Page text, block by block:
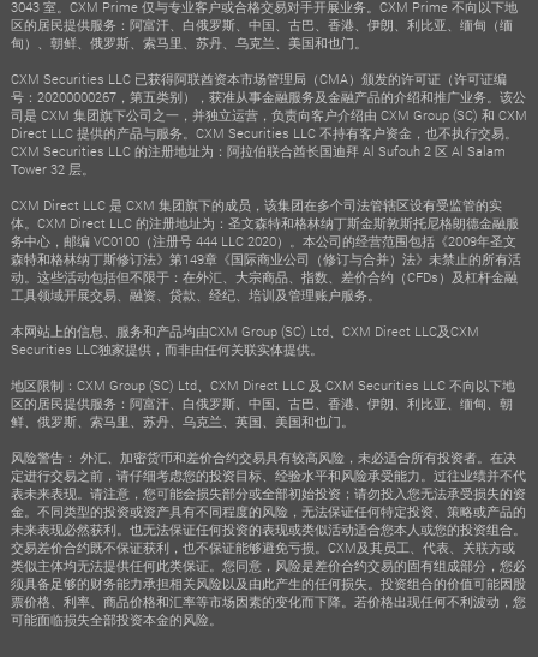
3043 室。CXM Prime 仅与专业客户或合格交易对手开展业务。CXM Prime 不向以下地
区的居民提供服务：阿富汗、白俄罗斯、中国、古巴、香港、伊朗、利比亚、缅甸（缅
甸）、朝鲜、俄罗斯、索马里、苏丹、乌克兰、美国和也门。
CXM Securities LLC 已获得阿联酋资本市场管理局（CMA）颁发的许可证（许可证编
号：20200000267，第五类别），获准从事金融服务及金融产品的介绍和推广业务。该公
司是 CXM 集团旗下公司之一，并独立运营，负责向客户介绍由 CXM Group (SC) 和 CXM
Direct LLC 提供的产品与服务。CXM Securities LLC 不持有客户资金，也不执行交易。
CXM Securities LLC 的注册地址为：阿拉伯联合酋长国迪拜 Al Sufouh 2 区 Al Salam
Tower 32 层。
CXM Direct LLC 是 CXM 集团旗下的成员，该集团在多个司法管辖区设有受监管的实
体。CXM Direct LLC 的注册地址为：圣文森特和格林纳丁斯金斯敦斯托尼格朗德金融服
务中心，邮编 VC0100（注册号 444 LLC 2020）。本公司的经营范围包括《2009年圣文
森特和格林纳丁斯修订法》第149章《国际商业公司（修订与合并）法》未禁止的所有活
动。这些活动包括但不限于：在外汇、大宗商品、指数、差价合约（CFDs）及杠杆金融
工具领域开展交易、融资、贷款、经纪、培训及管理账户服务。
本网站上的信息、服务和产品均由CXM Group (SC) Ltd、CXM Direct LLC及CXM
Securities LLC独家提供，而非由任何关联实体提供。
地区限制：CXM Group (SC) Ltd、CXM Direct LLC 及 CXM Securities LLC 不向以下地
区的居民提供服务：阿富汗、白俄罗斯、中国、古巴、香港、伊朗、利比亚、缅甸、朝
鲜、俄罗斯、索马里、苏丹、乌克兰、英国、美国和也门。
风险警告： 外汇、加密货币和差价合约交易具有较高风险，未必适合所有投资者。在决
定进行交易之前，请仔细考虑您的投资目标、经验水平和风险承受能力。过往业绩并不代
表未来表现。请注意，您可能会损失部分或全部初始投资；请勿投入您无法承受损失的资
金。不同类型的投资或资产具有不同程度的风险，无法保证任何特定投资、策略或产品的
未来表现必然获利。也无法保证任何投资的表现或类似活动适合您本人或您的投资组合。
交易差价合约既不保证获利，也不保证能够避免亏损。CXM及其员工、代表、关联方或
类似主体均无法提供任何此类保证。您同意，风险是差价合约交易的固有组成部分，您必
须具备足够的财务能力承担相关风险以及由此产生的任何损失。投资组合的价值可能因股
票价格、利率、商品价格和汇率等市场因素的变化而下降。若价格出现任何不利波动，您
可能面临损失全部投资本金的风险。